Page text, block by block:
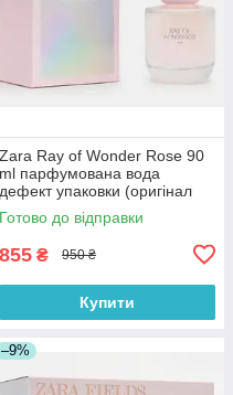
Zara Ray of Wonder Rose 90
ml парфумована вода
дефект упаковки (оригінал
оригінал Іспанія)
Готово до відправки
855 ₴ 950 ₴
Купити
–9%